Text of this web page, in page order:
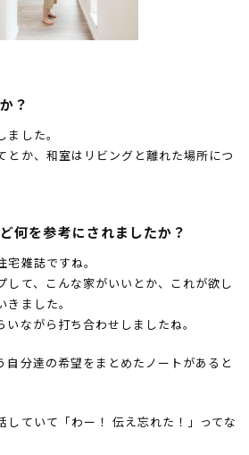
？
ました。
とか、和室はリビングと離れた場所につ
何を参考にされましたか？
宅雑誌ですね。
して、こんな家がいいとか、これが欲し
ました。
ながら打ち合わせしましたね。
自分達の希望をまとめたノートがあると
していて「わー！ 伝え忘れた！」ってな